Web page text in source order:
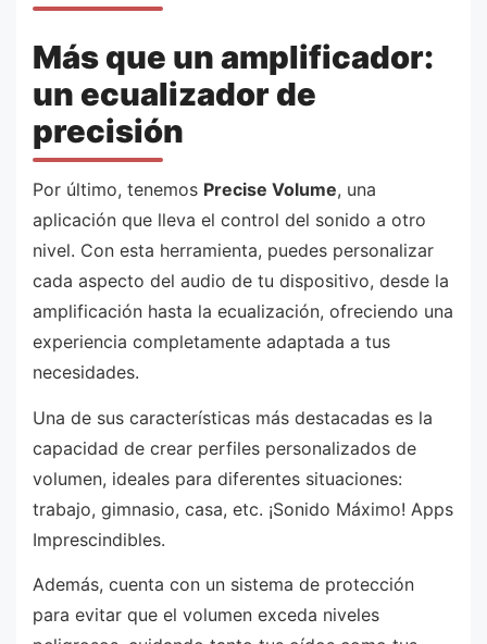
Más que un amplificador:
un ecualizador de
precisión
Por último, tenemos Precise Volume, una
aplicación que lleva el control del sonido a otro
nivel. Con esta herramienta, puedes personalizar
cada aspecto del audio de tu dispositivo, desde la
amplificación hasta la ecualización, ofreciendo una
experiencia completamente adaptada a tus
necesidades.
Una de sus características más destacadas es la
capacidad de crear perfiles personalizados de
volumen, ideales para diferentes situaciones:
trabajo, gimnasio, casa, etc. ¡Sonido Máximo! Apps
Imprescindibles.
Además, cuenta con un sistema de protección
para evitar que el volumen exceda niveles